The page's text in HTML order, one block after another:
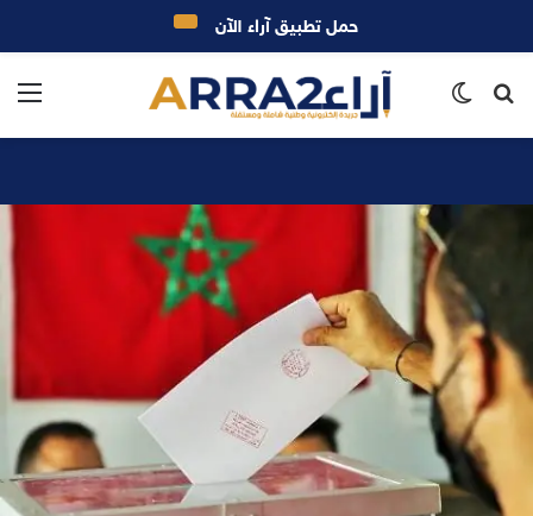
بحث
حمل تطبيق آراء الآن